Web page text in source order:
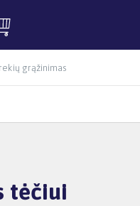
grąžinimas
tėčiui